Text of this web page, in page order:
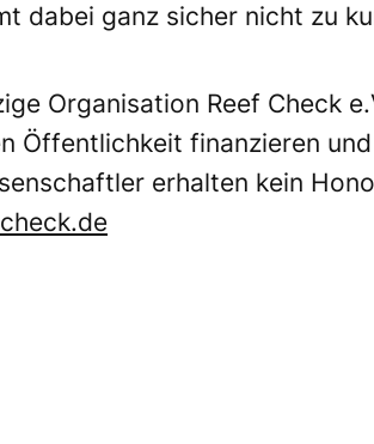
dabei ganz sicher nicht zu
Organisation Reef Check
Öffentlichkeit finanzieren
erhalten kein